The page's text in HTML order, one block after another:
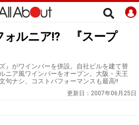
ォルニア!? 『スープ
』がワインバーを併設。自社ビルを建て替
ニア風ワインバーをオープン。大阪・天王
句ナシ、コストパフォーマンスも最高!!
更新日： 2007年06月25日